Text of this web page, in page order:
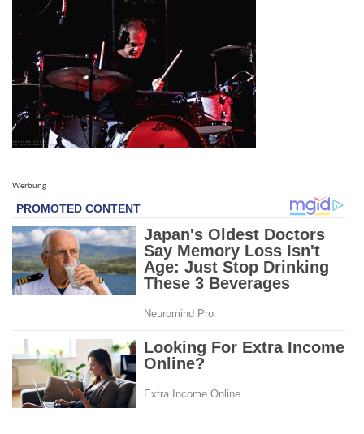
Werbung